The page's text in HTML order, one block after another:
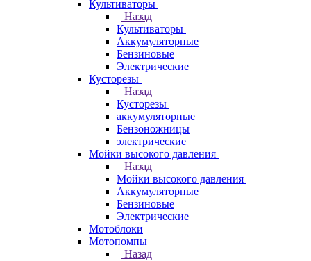
Культиваторы
Назад
Культиваторы
Аккумуляторные
Бензиновые
Электрические
Кусторезы
Назад
Кусторезы
аккумуляторные
Бензоножницы
электрические
Мойки высокого давления
Назад
Мойки высокого давления
Аккумуляторные
Бензиновые
Электрические
Мотоблоки
Мотопомпы
Назад